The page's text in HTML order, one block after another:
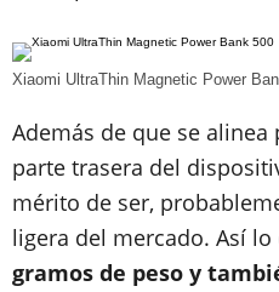
Xiaomi UltraThin Magnetic Power
Además de que se alinea
parte trasera del
mérito de ser,
ligera del mercado. Así
gramos de peso y